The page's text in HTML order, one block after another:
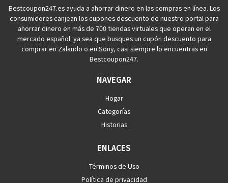
Bestcoupon247.es ayuda a ahorrar dinero en las compras en línea. Los
consumidores canjean los cupones descuento de nuestro portal para
ahorrar dinero en más de 700 tiendas virtuales que operan en el
mercado español: ya sea que busques un cupón descuento para
comprar en Zalando o en Sony, casi siempre lo encuentras en
Bestcoupon247.
NAVEGAR
Hogar
Categorías
Historias
ENLACES
Términos de Uso
Política de privacidad